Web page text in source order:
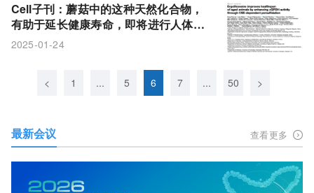
Cell子刊：蘑菇中的这种天然化合物，
有助于延长健康寿命，即将进行人体试
验
2025-01-24
< 1 ... 5 6 7 ... 50 >
最新会议 查看更多